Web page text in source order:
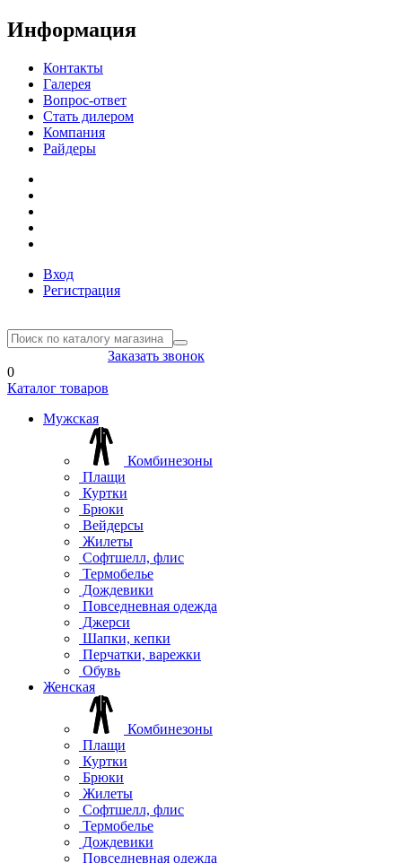
Информация
Контакты
Галерея
Вопрос-ответ
Стать дилером
Компания
Райдеры
Вход
Регистрация
Заказать звонок
0
Каталог товаров
Мужская
Комбинезоны
Плащи
Куртки
Брюки
Вейдерсы
Жилеты
Софтшелл, флис
Термобелье
Дождевики
Повседневная одежда
Джерси
Шапки, кепки
Перчатки, варежки
Обувь
Женская
Комбинезоны
Плащи
Куртки
Брюки
Жилеты
Софтшелл, флис
Термобелье
Дождевики
Повседневная одежда